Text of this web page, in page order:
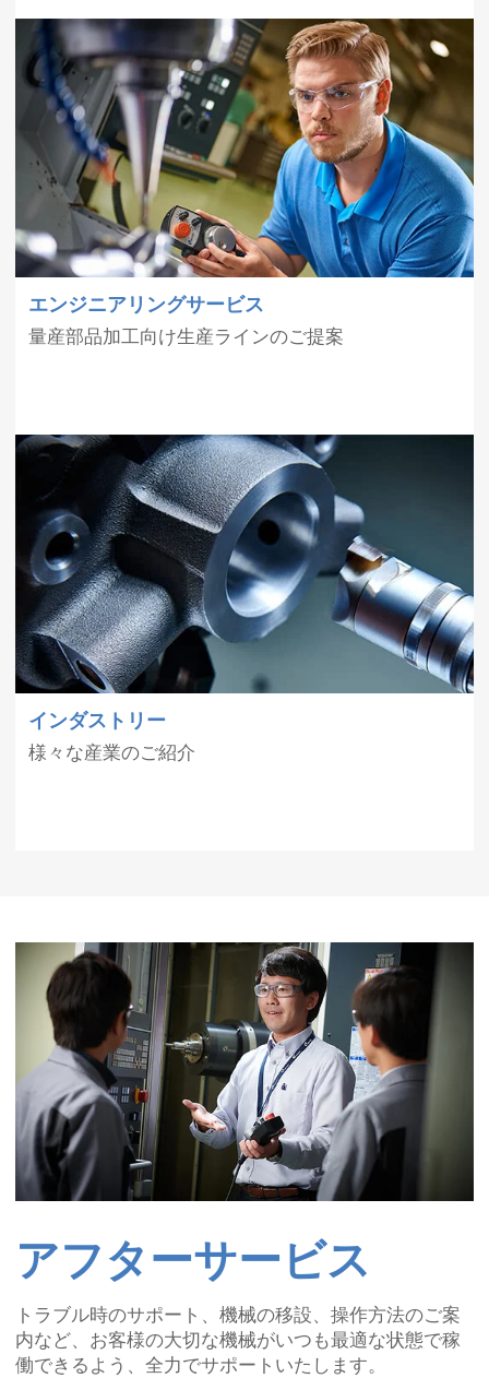
エンジニアリングサービス
量産部品加工向け生産ラインのご提案
インダストリー
様々な産業のご紹介
アフターサービス
トラブル時のサポート、機械の移設、操作方法のご案
内など、お客様の大切な機械がいつも最適な状態で稼
働できるよう、全力でサポートいたします。